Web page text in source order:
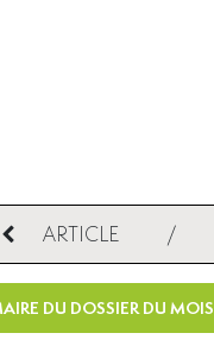
ARTICLE /
DU DOSSIER DU MOIS